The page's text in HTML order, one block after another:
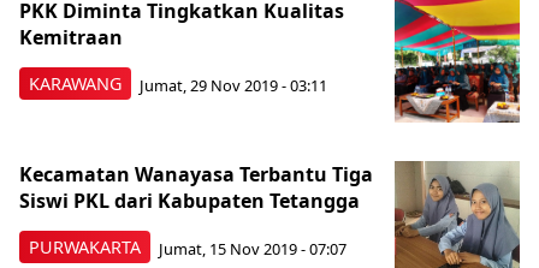
KARAWANG
PKK Diminta Tingkatkan Kualitas
Kemitraan
Jumat, 29 Nov 2019 - 03:11
PURWAKARTA
Kecamatan Wanayasa Terbantu Tiga
Siswi PKL dari Kabupaten Tetangga
Jumat, 15 Nov 2019 - 07:07